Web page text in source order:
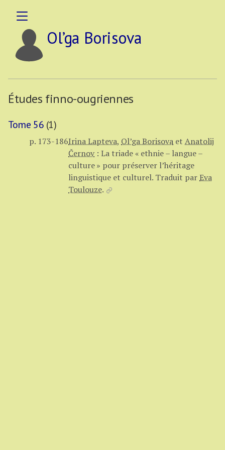
Ol’ga Borisova
Études finno-ougriennes
Tome 56 (1)
p. 173-186Irina Lapteva, Ol’ga Borisova et Anatolij
Černov : La triade « ethnie – langue –
culture » pour préserver l’héritage
linguistique et culturel. Traduit parEva
Toulouze.